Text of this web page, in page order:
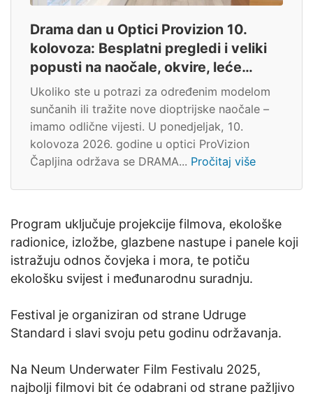
Drama dan u Optici Provizion 10.
kolovoza: Besplatni pregledi i veliki
popusti na naočale, okvire, leće…
Ukoliko ste u potrazi za određenim modelom
sunčanih ili tražite nove dioptrijske naočale –
imamo odlične vijesti. U ponedjeljak, 10.
kolovoza 2026. godine u optici ProVizion
Čapljina održava se DRAMA... Pročitaj više
Program uključuje projekcije filmova, ekološke
radionice, izložbe, glazbene nastupe i panele koji
istražuju odnos čovjeka i mora, te potiču
ekološku svijest i međunarodnu suradnju.
Festival je organiziran od strane Udruge
Standard i slavi svoju petu godinu održavanja.
Na Neum Underwater Film Festivalu 2025,
najbolji filmovi bit će odabrani od strane pažljivo